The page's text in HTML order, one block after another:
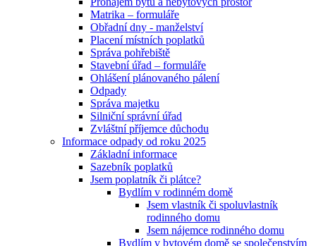
Matrika – formuláře
Obřadní dny - manželství
Placení místních poplatků
Správa pohřebiště
Stavební úřad – formuláře
Ohlášení plánovaného pálení
Odpady
Správa majetku
Silniční správní úřad
Zvláštní příjemce důchodu
Informace odpady od roku 2025
Základní informace
Sazebník poplatků
Jsem poplatník či plátce?
Bydlím v rodinném domě
Jsem vlastník či spoluvlastník
rodinného domu
Jsem nájemce rodinného domu
Bydlím v bytovém domě se společenstvím